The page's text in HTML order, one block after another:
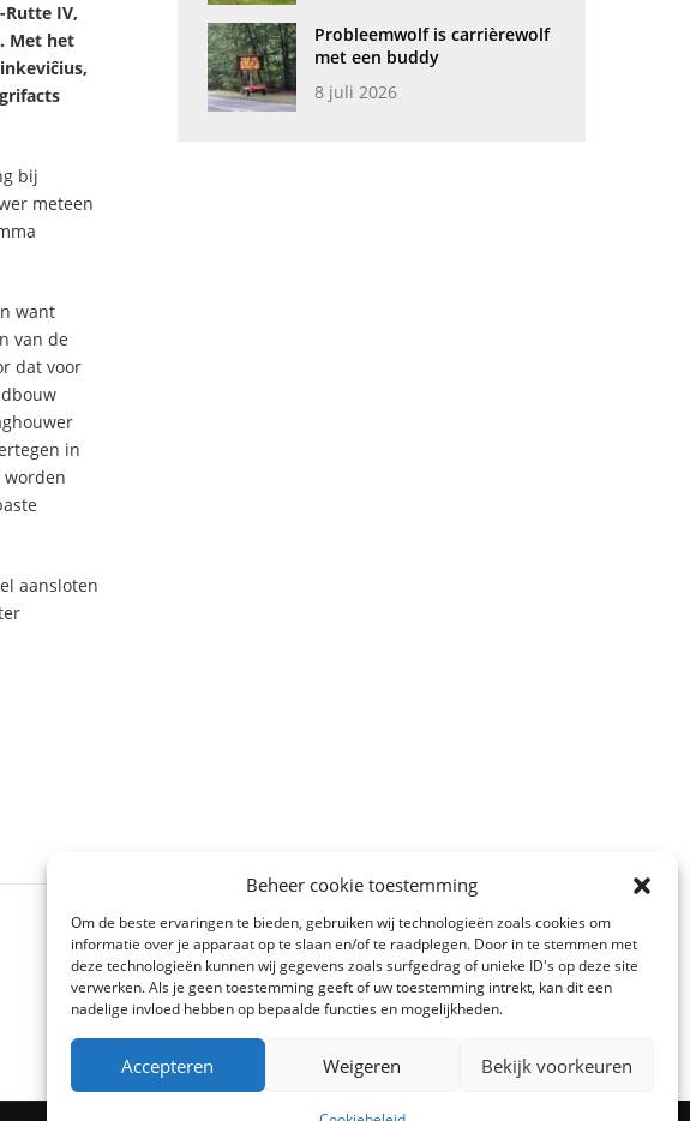
Beheer cookie toestemming
Om de beste ervaringen te bieden, gebruiken wij technologieën zoals cookies om
informatie over je apparaat op te slaan en/of te raadplegen. Door in te stemmen met
deze technologieën kunnen wij gegevens zoals surfgedrag of unieke ID's op deze site
verwerken. Als je geen toestemming geeft of uw toestemming intrekt, kan dit een
nadelige invloed hebben op bepaalde functies en mogelijkheden.
Accepteren Weigeren Bekijk voorkeuren
IV,
Met het
ĉius,
bij
meteen
want
van de
dat voor
in
worden
aansloten
Probleemwolf is carrièrewolf
met een buddy
8 juli 2026